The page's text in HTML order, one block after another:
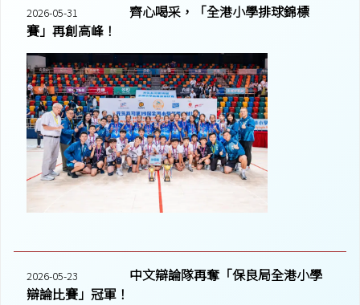
2026-05-31
齊心喝采，「全港小學排球錦標
賽」再創高峰！
2026-05-23
中文辯論隊再奪「保良局全港小學
辯論比賽」冠軍！